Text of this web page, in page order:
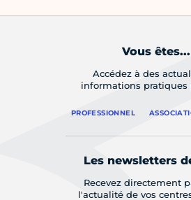
Vous êtes...
Accédez à des
informations pratiques
PROFESSIONNEL
Les newsletters
Recevez directement
l'actualité de vos